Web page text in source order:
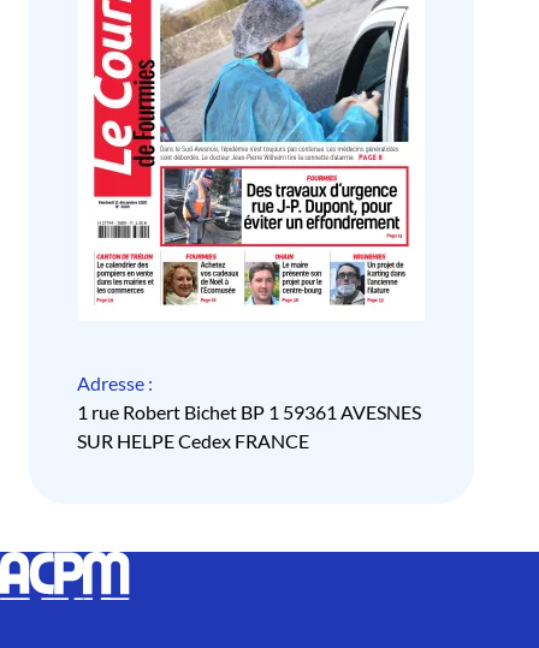
Adresse :
1 rue Robert Bichet BP 1 59361 AVESNES
SUR HELPE Cedex FRANCE